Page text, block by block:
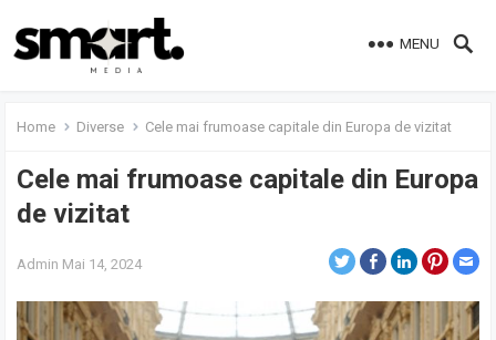
MENU
Home Diverse Cele mai frumoase capitale din Europa de vizitat
Cele mai frumoase capitale din Europa
de vizitat
Admin Mai 14, 2024